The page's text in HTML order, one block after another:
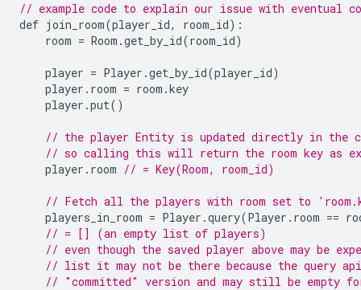
// example code to explain our issue with eventual
def join_room(player_id, room_id) :
room = Room .get_by_id(room_id)
player = Player .get_by_id(player_id)
player . room = room .key
player .put()
// the player Entity is updated directly in the
// so calling this will return the room key as
player . room // = Key(Room, room_id)
// Fetch all the players with room set to
players_in_room = Player .query(Player . room ==
// = [] (an empty list of players)
// even though the saved player above may be
// list it may not be there because the query
// "committed" version and may still be empty